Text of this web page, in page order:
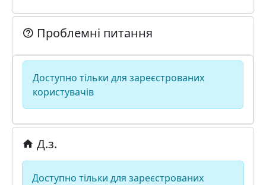
Проблемні питання
Доступно тільки для зареєстрованих
користувачів
Д.з.
Доступно тільки для зареєстрованих